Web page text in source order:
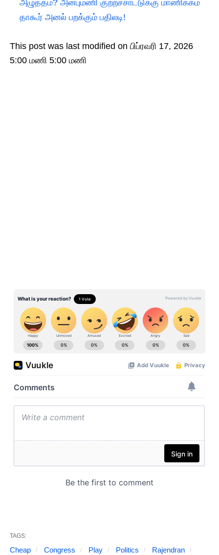
அழுத்தம்? அன்புமணி குற்றச்சாட்டுக்கு மாணிக்கம்
தாகூர் அனல் பறக்கும் பதிலடி!
This post was last modified on பிப்ரவரி 17, 2026
5:00 மணி 5:00 மணி
TAGS:
Cheap Congress Play Politics
Rajendran